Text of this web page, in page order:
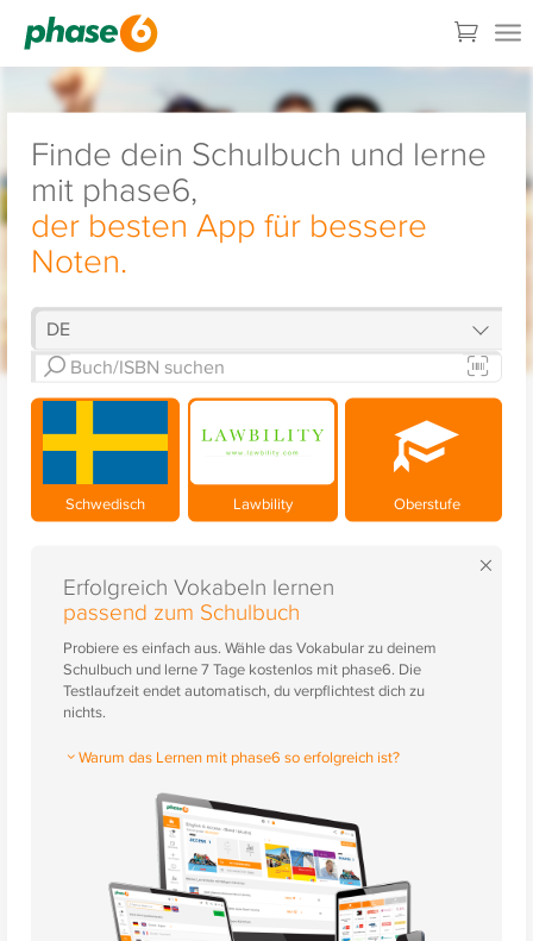
Finde dein Schulbuch und lerne
mit phase6,
der besten App für bessere
Noten.
Schwedisch Lawbility Oberstufe
×
Erfolgreich Vokabeln lernen
passend zum Schulbuch
Probiere es einfach aus. Wähle das Vokabular zu deinem
Schulbuch und lerne 7 Tage kostenlos mit phase6. Die
Testlaufzeit endet automatisch, du verpflichtest dich zu
nichts.
Warum das Lernen mit phase6 so erfolgreich ist?